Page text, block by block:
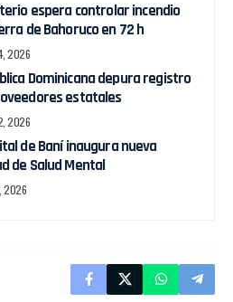
espera controlar incendio
de Bahoruco en 72 h
2026
Dominicana depura registro
estatales
2026
de Baní inaugura nueva
de Salud Mental
2026